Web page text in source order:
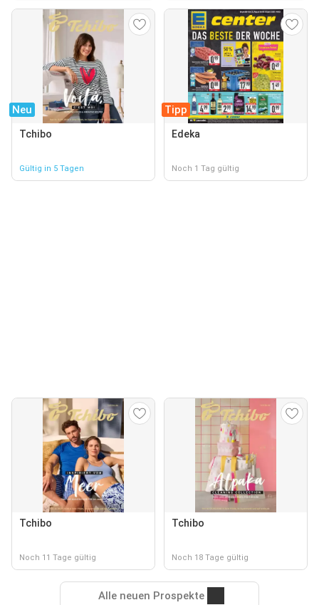
Neu
Tchibo
Gültig in 5 Tagen
Tipp
Edeka
Noch 1 Tag gültig
Tchibo
Noch 11 Tage gültig
Tchibo
Noch 18 Tage gültig
Alle neuen Prospekte